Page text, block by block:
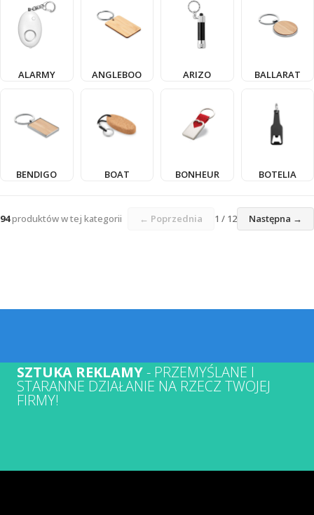
ALARMY ANGLEBOO ARIZO BALLARAT
BENDIGO BOAT BONHEUR BOTELIA
94produktów w tej kategorii ← Poprzednia 1 / 12 Następna →
SZTUKA REKLAMY- PRZEMYŚLANE I
STARANNE DZIAŁANIE NA RZECZ TWOJEJ
FIRMY!